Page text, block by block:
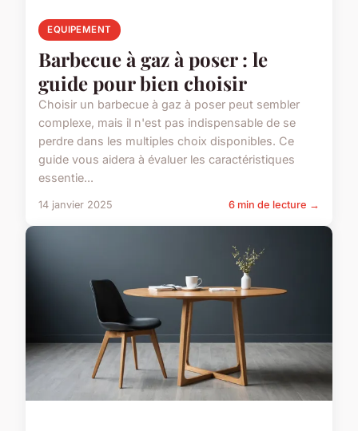
EQUIPEMENT
Barbecue à gaz à poser : le
guide pour bien choisir
Choisir un barbecue à gaz à poser peut sembler
complexe, mais il n'est pas indispensable de se
perdre dans les multiples choix disponibles. Ce
guide vous aidera à évaluer les caractéristiques
essentie...
14 janvier 2025 6 min de lecture →